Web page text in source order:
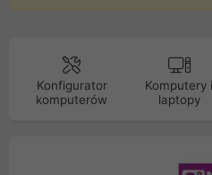
Konfigurator
komputerów
Komputery i
laptopy